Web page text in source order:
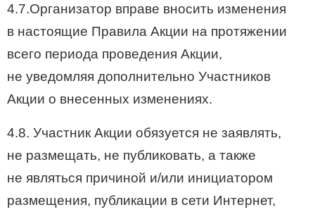
4.7.Организатор вправе вносить изменения
в настоящие Правила Акции на протяжении
всего периода проведения Акции,
не уведомляя дополнительно Участников
Акции о внесенных изменениях.
4.8. Участник Акции обязуется не заявлять,
не размещать, не публиковать, а также
не являться причиной и/или инициатором
размещения, публикации в сети Интернет,